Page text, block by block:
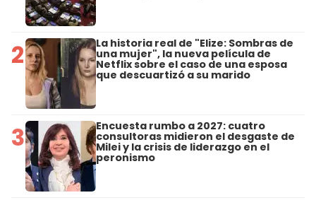
2 La historia real de "Elize: Sombras de
una mujer", la nueva película de
Netflix sobre el caso de una esposa
que descuartizó a su marido
3 Encuesta rumbo a 2027: cuatro
consultoras midieron el desgaste de
Milei y la crisis de liderazgo en el
peronismo